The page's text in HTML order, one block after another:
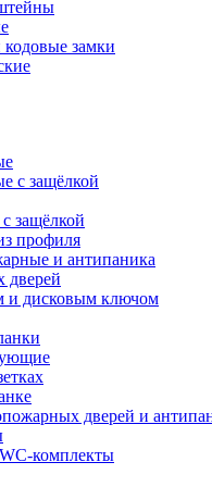
замки
с защёлкой
защёлкой
профиля
и антипаника
дверей
и дисковым ключом
дверей и
комплекты